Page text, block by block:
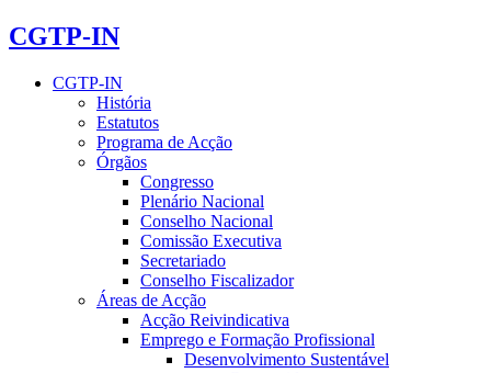
CGTP-IN
CGTP-IN
História
Estatutos
Programa de Acção
Órgãos
Congresso
Plenário Nacional
Conselho Nacional
Comissão Executiva
Secretariado
Conselho Fiscalizador
Áreas de Acção
Acção Reivindicativa
Emprego e Formação Profissional
Desenvolvimento Sustentável